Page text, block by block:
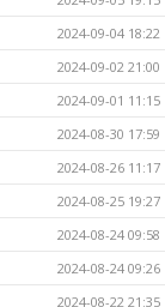
2024-09-04 18:22
2024-09-02 21:00
2024-09-01 11:15
2024-08-30 17:59
2024-08-26 11:17
2024-08-25 19:27
2024-08-24 09:58
2024-08-24 09:26
2024-08-22 21:35